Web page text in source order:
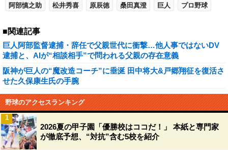
阿部慎之助 松井秀喜 原辰徳 桑田真澄 巨人 プロ野球
■関連記事
巨人阿部監督逮捕・辞任で父親世代に衝撃…他人事ではないDV
逮捕と、AIが“相談相手”で問われる父親の存在意義
阪神が巨人の“魔改造コーチ”に垂涎 田中将大&戸郷翔征を復活さ
せた久保康生氏の手腕
野球のアクセスランキング
2026夏の甲子園「優勝校はココだ！」 本紙と専門家
が徹底予想、“対抗”含む5校を紹介
1